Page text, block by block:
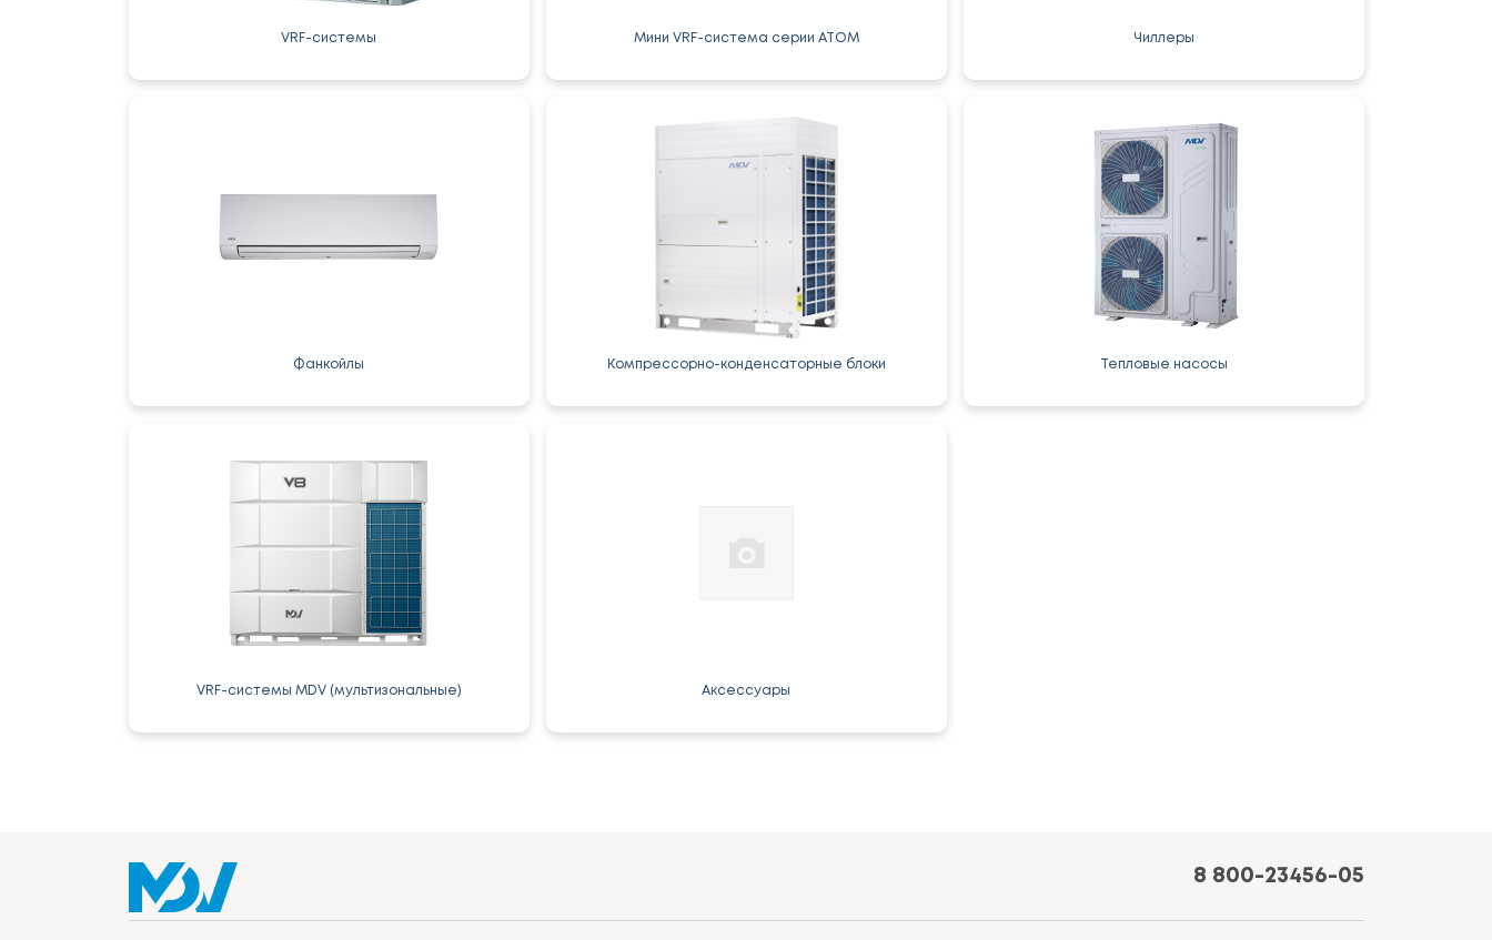
VRF-системы Мини VRF-система серии ATOM Чиллеры
Фанкойлы Компрессорно-конденсаторные блоки Тепловые насосы
VRF-системы MDV (мультизональные) Аксессуары
8 800-23456-05